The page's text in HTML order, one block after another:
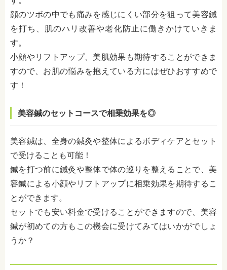
顔のツボの中でも痛みを感じにくい部分を狙って美容鍼
を打ち、肌のハリ改善や老化防止に働きかけていきま
す。
小顔やリフトアップ、美肌効果も期待することができま
すので、お肌の悩みを抱えている方にはぜひおすすめで
す！
美容鍼のセットコースで相乗効果を◎
美容鍼は、全身の鍼灸や整体によるボディケアとセット
で受けることも可能！
鍼を打つ前に鍼灸や整体で体の巡りを整えることで、美
容鍼による小顔やリフトアップに相乗効果を期待するこ
とができます。
セットでも安い料金で受けることができますので、美容
鍼が初めての方もこの機会に受けてみてはいかがでしょ
うか？